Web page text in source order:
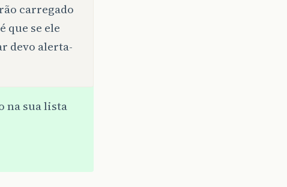
carregado
que se ele
devo alerta-
na sua lista